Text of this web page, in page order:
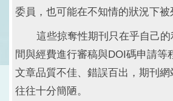
委員，也可能在不知情的狀況下被
這些掠奪性期刊只在乎自己的
間與經費進行審稿與DOI碼申請等
文章品質不佳、錯誤百出，期刊
往往十分簡陋。